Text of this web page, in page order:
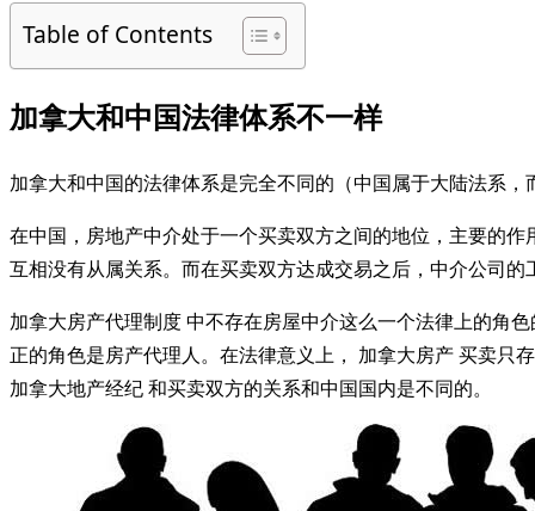
Table of Contents
加拿大和中国法律体系不一样
加拿大和中国的法律体系是完全不同的（中国属于大陆法系
在中国，房地产中介处于一个买卖双方之间的地位，主要的
互相没有从属关系。而在买卖双方达成交易之后，中介公司
加拿大房产代理制度 中不存在房屋中介这么一个法律上的角
正的角色是房产代理人。在法律意义上， 加拿大房产 买卖只
加拿大地产经纪 和买卖双方的关系和中国国内是不同的。